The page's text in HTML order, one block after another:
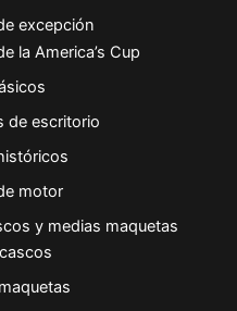
excepción
la America’s Cup
de escritorio
motor
y medias maquetas